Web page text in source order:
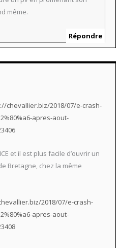
même.
Répondre
chevallier.biz/2018/07/e-crash-
apres-aout-
et il est plus facile d’ouvrir un
Bretagne, chez la même
2018/07/e-crash-
apres-aout-